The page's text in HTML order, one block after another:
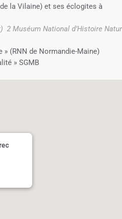
de la Vilaine) et ses éclogites à
2 Muséum National d’Histoire
(RNN de Normandie-Maine)
» SGMB